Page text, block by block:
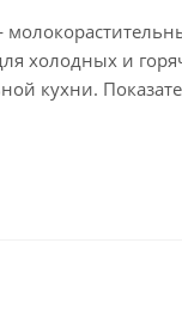
холодных и
кухни.